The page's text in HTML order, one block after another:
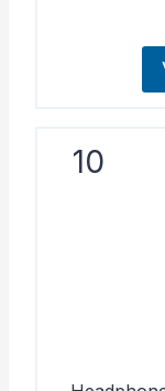
10